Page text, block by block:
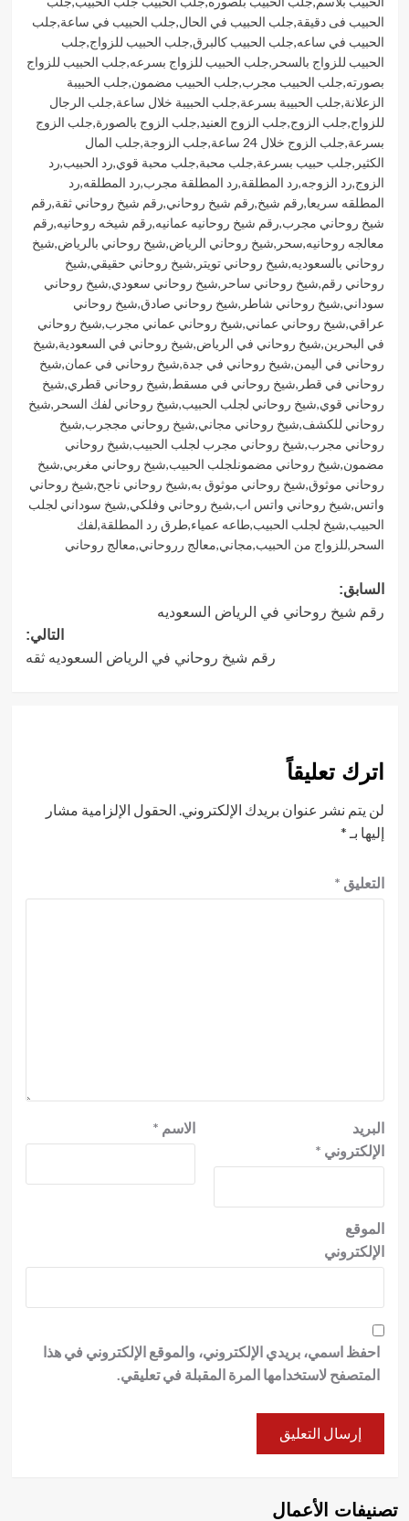
الحبيب فى دقيقة,جلب الحبيب في الحال,جلب الحبيب في ساعة,جلب
الحبيب في ساعه,جلب الحبيب كالبرق,جلب الحبيب للزواج,جلب
الحبيب للزواج بالسحر ,جلب الحبيب للزواج بسرعه,جلب الحبيب للزواج
بصورته,جلب الحبيب مجرب,جلب الحبيب مضمون,جلب الحبيبة
الزعلانة,جلب الحبيبة بسرعة,جلب الحبيبة خلال ساعة,جلب الرجال
للزواج,جلب الزوج,جلب الزوج العنيد,جلب الزوج بالصورة,جلب الزوج
بسرعة,جلب الزوج خلال 24 ساعة ,جلب الزوجة,جلب المال
الكثير ,جلب حبيب بسرعة,جلب محبة,جلب محبة قوي,رد الحبيب,رد
الزوج,رد الزوجه,رد المطلقة,رد المطلقة مجرب,رد المطلقه,رد
المطلقه سريعا,رقم شيخ,رقم شيخ روحاني,رقم شيخ روحاني ثقة,رقم
شيخ روحاني مجرب,رقم شيخ روحانيه عمانيه,رقم شيخه روحانيه,رقم
معالجه روحانيه,سحر ,شيخ روحاني الرياض,شيخ روحاني بالرياض,شيخ
روحاني بالسعوديه,شيخ روحاني تويتر ,شيخ روحاني حقيقي,شيخ
روحاني رقم,شيخ روحاني ساحر ,شيخ روحاني سعودي,شيخ روحاني
سوداني,شيخ روحاني شاطر ,شيخ روحاني صادق,شيخ روحاني
عراقي,شيخ روحاني عماني,شيخ روحاني عماني مجرب,شيخ روحاني
في البحرين,شيخ روحاني في الرياض,شيخ روحاني في السعودية,شيخ
روحاني في اليمن,شيخ روحاني في جدة,شيخ روحاني في عمان,شيخ
روحاني في قطر ,شيخ روحاني في مسقط,شيخ روحاني قطري,شيخ
روحاني قوي,شيخ روحاني لجلب الحبيب,شيخ روحاني لفك السحر ,شيخ
روحاني للكشف,شيخ روحاني مجاني,شيخ روحاني مججرب,شيخ
روحاني مجرب,شيخ روحاني مجرب لجلب الحبيب,شيخ روحاني
مضمون,شيخ روحاني مضمونلجلب الحبيب,شيخ روحاني مغربي,شيخ
روحاني موثوق,شيخ روحاني موثوق به,شيخ روحاني ناجح,شيخ روحاني
واتس,شيخ روحاني واتس اب,شيخ روحاني وفلكي,شيخ سوداني لجلب
الحبيب,شيخ لجلب الحبيب,طاعه عمياء,طرق رد المطلقة,لفك
السحر ,للزواج من الحبيب,مجاني,معالج رروحاني,معالج روحاني
تصفّح
المقالات
السابق:
رقم شيخ روحاني في الرياض السعوديه
التالي:
رقم شيخ روحاني في الرياض السعوديه ثقه
اترك تعليقاً
لن يتم نشر عنوان بريدك الإلكتروني. الحقول الإلزامية مشار
إليها بـ *
التعليق *
الاسم *
البريد
الإلكتروني *
الموقع
الإلكتروني
احفظ اسمي، بريدي الإلكتروني، والموقع الإلكتروني في هذا
المتصفح لاستخدامها المرة المقبلة في تعليقي.
تصنيفات الأعمال